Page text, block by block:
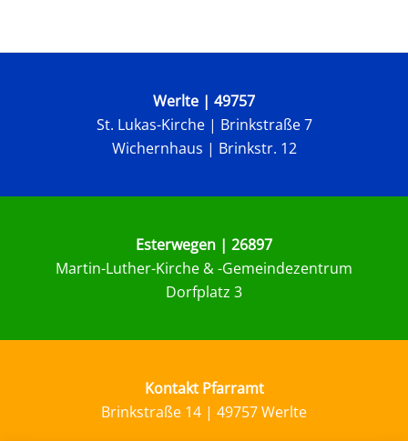
Werlte | 49757
St. Lukas-Kirche | Brinkstraße 7
Wichernhaus | Brinkstr. 12
Esterwegen | 26897
Martin-Luther-Kirche & -Gemeindezentrum
Dorfplatz 3
Kontakt Pfarramt
Brinkstraße 14 | 49757 Werlte